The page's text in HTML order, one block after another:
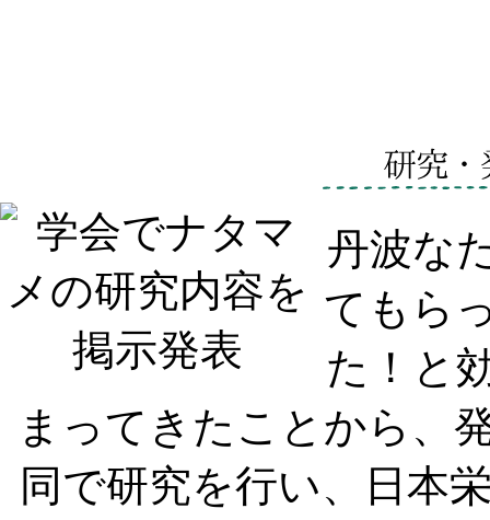
丹波な
てもら
た！と
まってきたことから、
同で研究を行い、日本